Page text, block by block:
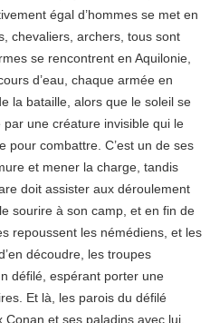
égal d’hommes se met en
chevaliers, archers, tous sont
se rencontrent en Aquilonie,
d’eau, chaque armée en
la bataille, alors que le soleil se
une créature invisible qui le
pour combattre. C’est un de ses
et mener la charge, tandis
doit assister aux déroulement
sourire à son camp, et en fin de
repoussent les némédiens, et les
découdre, les troupes
défilé, espérant porter une
Et là, les parois du défilé
et ses paladins avec lui.